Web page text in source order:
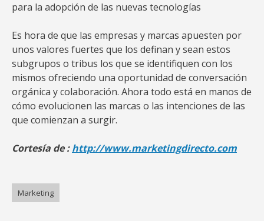
para la adopción de las nuevas tecnologías
Es hora de que las empresas y marcas apuesten por
unos valores fuertes que los definan y sean estos
subgrupos o tribus los que se identifiquen con los
mismos ofreciendo una oportunidad de conversación
orgánica y colaboración. Ahora todo está en manos de
cómo evolucionen las marcas o las intenciones de las
que comienzan a surgir.
Cortesía de :http://www.marketingdirecto.com
Marketing